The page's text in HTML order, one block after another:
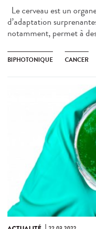
Le cerveau est un
d’adaptation
notamment, permet à
BIPHOTONIQUE CANCER